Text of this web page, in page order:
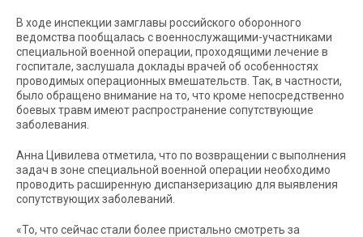
В ходе инспекции замглавы российского оборонного
ведомства пообщалась с военнослужащими-участниками
специальной военной операции, проходящими лечение в
госпитале, заслушала доклады врачей об особенностях
проводимых операционных вмешательств. Так, в частности,
было обращено внимание на то, что кроме непосредственно
боевых травм имеют распространение сопутствующие
заболевания.
Анна Цивилева отметила, что по возвращении с выполнения
задач в зоне специальной военной операции необходимо
проводить расширенную диспанзеризацию для выявления
сопутствующих заболеваний.
«То, что сейчас стали более пристально смотреть за